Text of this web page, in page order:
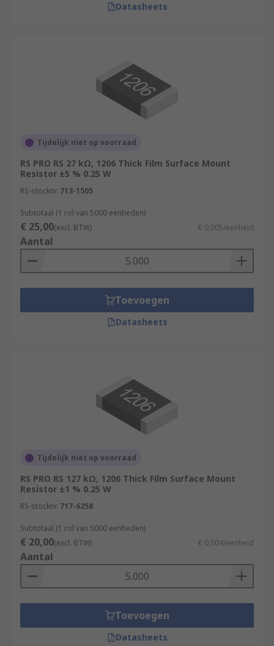
Datasheets
Tijdelijk niet op voorraad
RS PRO RS 27 kΩ, 1206 Thick Film Surface Mount
Resistor ±5 % 0.25 W
RS-stocknr. 713-1505
Subtotaal (1 rol van 5000 eenheden)
€ 25,00(excl. BTW) € 0,005/eenheid
Aantal
Toevoegen
Datasheets
Tijdelijk niet op voorraad
RS PRO RS 127 kΩ, 1206 Thick Film Surface Mount
Resistor ±1 % 0.25 W
RS-stocknr. 717-6258
Subtotaal (1 rol van 5000 eenheden)
€ 20,00(excl. BTW) € 0,004/eenheid
Aantal
Toevoegen
Datasheets